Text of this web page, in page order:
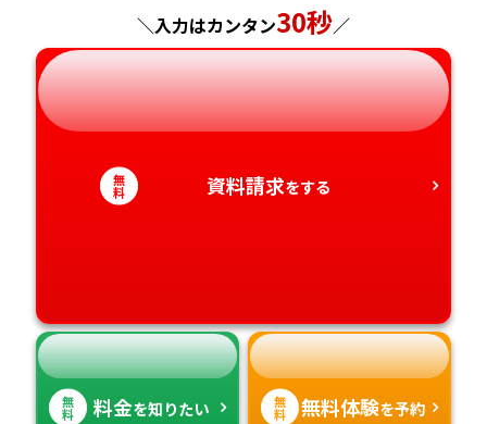
神奈川県
長野県
岐阜県
静岡県
愛知県
兵庫県
奈良県
和歌山県
広島県
山口県
徳島県
香川県
高知県
長崎県
熊本県
宮崎県
沖縄県
＼入力はカンタン30秒／
無
料 資料請求をする
無
料 料金を知りたい 無
料 無料体験を予約